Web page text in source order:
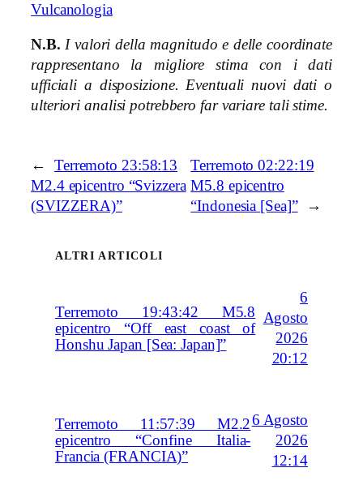
Vulcanologia
N.B. I valori della magnitudo e delle coordinate
rappresentano la migliore stima con i dati
ufficiali a disposizione. Eventuali nuovi dati o
ulteriori analisi potrebbero far variare tali stime.
←
Terremoto 23:58:13
M2.4 epicentro “Svizzera
(SVIZZERA)”
Terremoto 02:22:19
M5.8 epicentro
“Indonesia [Sea]”
→
ALTRI ARTICOLI
Terremoto 19:43:42 M5.8
epicentro “Off east coast of
Honshu Japan [Sea: Japan]”
6
Agosto
2026
20:12
Terremoto 11:57:39 M2.2
epicentro “Confine Italia-
Francia (FRANCIA)”
6 Agosto
2026
12:14